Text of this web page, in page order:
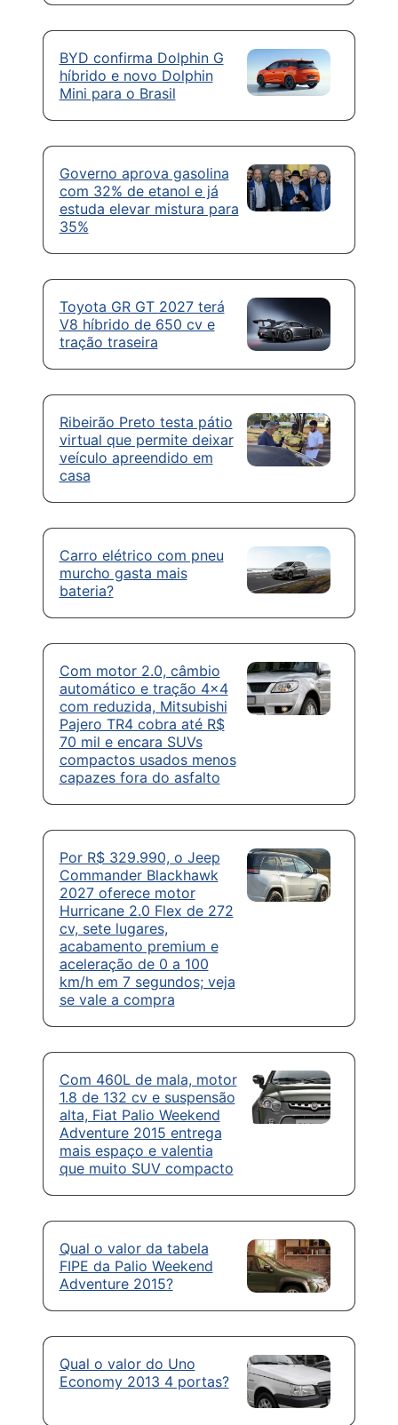
BYD confirma Dolphin G
híbrido e novo Dolphin
Mini para o Brasil
Governo aprova gasolina
com 32% de etanol e já
estuda elevar mistura para
35%
Toyota GR GT 2027 terá
V8 híbrido de 650 cv e
tração traseira
Ribeirão Preto testa pátio
virtual que permite deixar
veículo apreendido em
casa
Carro elétrico com pneu
murcho gasta mais
bateria?
Com motor 2.0, câmbio
automático e tração 4×4
com reduzida, Mitsubishi
Pajero TR4 cobra até R$
70 mil e encara SUVs
compactos usados menos
capazes fora do asfalto
Por R$ 329.990, o Jeep
Commander Blackhawk
2027 oferece motor
Hurricane 2.0 Flex de 272
cv, sete lugares,
acabamento premium e
aceleração de 0 a 100
km/h em 7 segundos; veja
se vale a compra
Com 460L de mala, motor
1.8 de 132 cv e suspensão
alta, Fiat Palio Weekend
Adventure 2015 entrega
mais espaço e valentia
que muito SUV compacto
Qual o valor da tabela
FIPE da Palio Weekend
Adventure 2015?
Qual o valor do Uno
Economy 2013 4 portas?